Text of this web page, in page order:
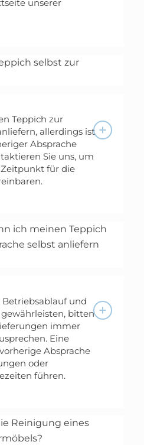
unserer
selbst zur
Teppich zur
allerdings ist
Absprache
Sie uns, um
für die
ich meinen Teppich
selbst anliefern
und
bitten
immer
Eine
Absprache
oder
führen.
Reinigung eines